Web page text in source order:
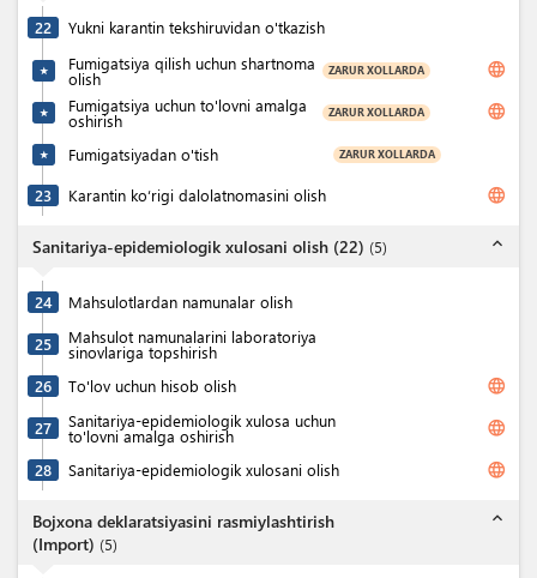
22 Yukni karantin tekshiruvidan o'tkazish
★ Fumigatsiya qilish uchun shartnoma
olish ZARUR XOLLARDA language
★ Fumigatsiya uchun to'lovni amalga
oshirish ZARUR XOLLARDA language
★ Fumigatsiyadan o'tish ZARUR XOLLARDA
23 Karantin ko‘rigi dalolatnomasini olish language
Sanitariya-epidemiologik xulosani olish (22) (5) expand_less
24 Mahsulotlardan namunalar olish
25 Mahsulot namunalarini laboratoriya
sinovlariga topshirish
26
To'lov uchun hisob olish language
27 Sanitariya-epidemiologik xulosa uchun
to'lovni amalga oshirish language
28 Sanitariya-epidemiologik xulosani olish language
Bojxona deklaratsiyasini rasmiylashtirish
(Import) (5)
expand_less